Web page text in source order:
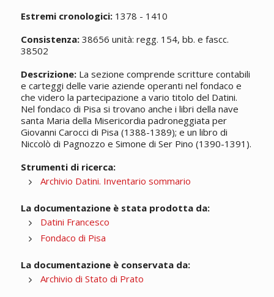
Estremi cronologici:1378 - 1410
Consistenza:38656 unità: regg. 154, bb. e fascc.
38502
Descrizione:La sezione comprende scritture contabili
e carteggi delle varie aziende operanti nel fondaco e
che videro la partecipazione a vario titolo del Datini.
Nel fondaco di Pisa si trovano anche i libri della nave
santa Maria della Misericordia padroneggiata per
Giovanni Carocci di Pisa (1388-1389); e un libro di
Niccolò di Pagnozzo e Simone di Ser Pino (1390-1391).
Strumenti di ricerca:
Archivio Datini. Inventario sommario
La documentazione è stata prodotta da:
Datini Francesco
Fondaco di Pisa
La documentazione è conservata da:
Archivio di Stato di Prato